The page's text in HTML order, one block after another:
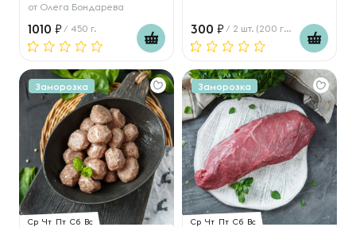
от Олега Бондарева
1010 / 450 г. 300 / 2 шт. (200 гр.)
Заморозка
Ср Чт Пт Сб Вс
Заморозка
Ср Чт Пт Сб Вс